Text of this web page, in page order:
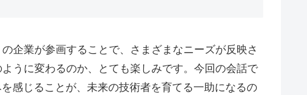
企業が参画することで、さまざまなニーズが反映さ
うに変わるのか、とても楽しみです。今回の会話で
感じることが、未来の技術者を育てる一助になるの